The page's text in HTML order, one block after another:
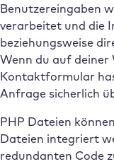
Benutzereingaben
verarbeitet und die
beziehungsweise
Wenn du auf deiner
Kontaktformular
Anfrage sicherlich
PHP Dateien
Dateien integriert
redundanten Code